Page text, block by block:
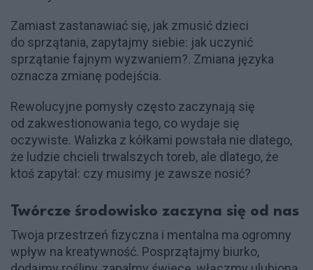
Zamiast zastanawiać się, jak zmusić dzieci
do sprzątania, zapytajmy siebie: jak uczynić
sprzątanie fajnym wyzwaniem?. Zmiana języka
oznacza zmianę podejścia.
Rewolucyjne pomysły często zaczynają się
od zakwestionowania tego, co wydaje się
oczywiste. Walizka z kółkami powstała nie dlatego,
że ludzie chcieli trwalszych toreb, ale dlatego, że
ktoś zapytał: czy musimy je zawsze nosić?
Twórcze środowisko zaczyna się od nas
Twoja przestrzeń fizyczna i mentalna ma ogromny
wpływ na kreatywność. Posprzątajmy biurko,